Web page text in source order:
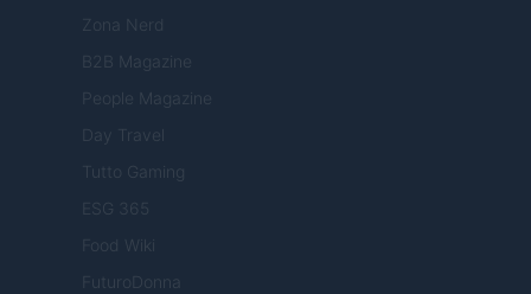
Zona Nerd
B2B Magazine
People Magazine
Day Travel
Tutto Gaming
ESG 365
Food Wiki
FuturoDonna